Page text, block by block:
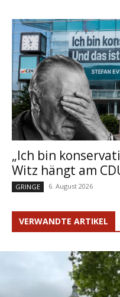
„Ich bin
Witz hängt am
GRINGE 6. August 2026
VERWANDTE ARTIKEL